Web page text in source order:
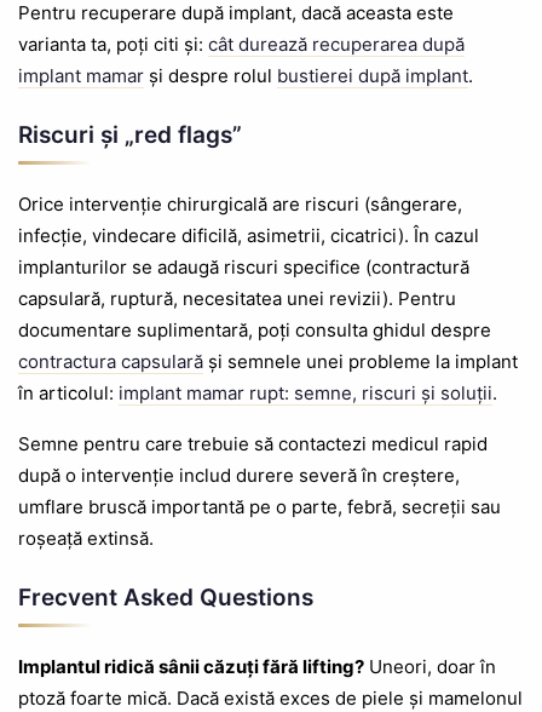
Pentru recuperare după implant, dacă aceasta este
varianta ta, poți citi și: cât durează recuperarea după
implant mamar și despre rolul bustierei după implant.
Riscuri și „red flags”
Orice intervenție chirurgicală are riscuri (sângerare,
infecție, vindecare dificilă, asimetrii, cicatrici). În cazul
implanturilor se adaugă riscuri specifice (contractură
capsulară, ruptură, necesitatea unei revizii). Pentru
documentare suplimentară, poți consulta ghidul despre
contractura capsulară și semnele unei probleme la implant
în articolul: implant mamar rupt: semne, riscuri și soluții.
Semne pentru care trebuie să contactezi medicul rapid
după o intervenție includ durere severă în creștere,
umflare bruscă importantă pe o parte, febră, secreții sau
roșeață extinsă.
Frecvent Asked Questions
Implantul ridică sânii căzuți fără lifting? Uneori, doar în
ptoză foarte mică. Dacă există exces de piele și mamelonul